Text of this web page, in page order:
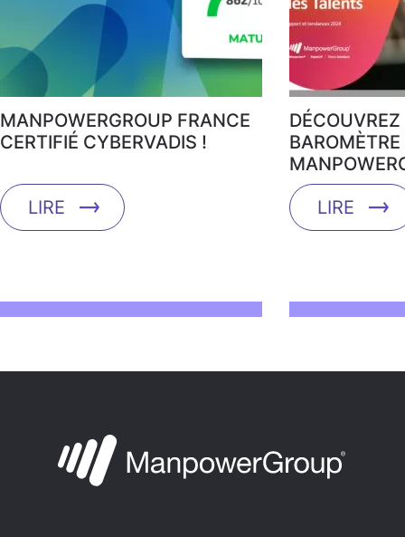
MANPOWERGROUP FRANCE
CERTIFIÉ CYBERVADIS !
LIRE
DÉCOUVREZ
LIRE